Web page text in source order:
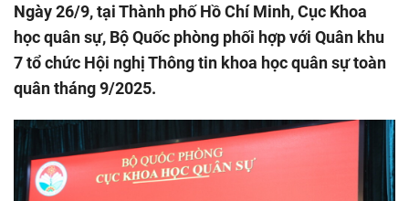
Ngày 26/9, tại Thành phố Hồ Chí Minh, Cục Khoa
học quân sự, Bộ Quốc phòng phối hợp với Quân khu
7 tổ chức Hội nghị Thông tin khoa học quân sự toàn
quân tháng 9/2025.